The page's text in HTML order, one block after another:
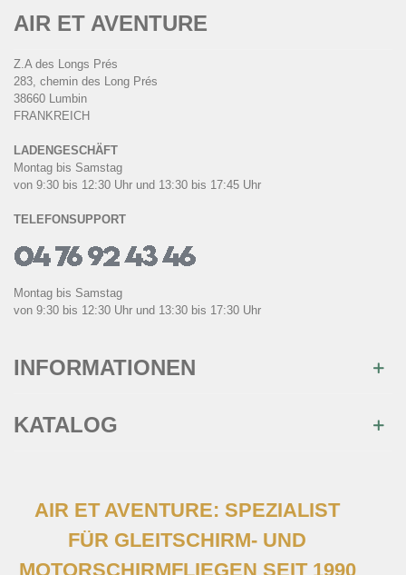
AIR ET AVENTURE
Z.A des Longs Prés
283, chemin des Long Prés
38660 Lumbin
FRANKREICH
LADENGESCHÄFT
Montag bis Samstag
von 9:30 bis 12:30 Uhr und 13:30 bis 17:45 Uhr
TELEFONSUPPORT
Montag bis Samstag
von 9:30 bis 12:30 Uhr und 13:30 bis 17:30 Uhr
INFORMATIONEN
KATALOG
AIR ET AVENTURE: SPEZIALIST
FÜR GLEITSCHIRM- UND
MOTORSCHIRMFLIEGEN SEIT 1990